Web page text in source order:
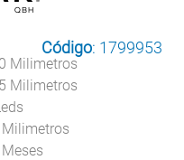
Código: 1799953
Milimetros
Milimetros